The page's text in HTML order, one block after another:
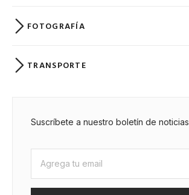
FOTOGRAFÍA
TRANSPORTE
Suscríbete a nuestro boletín de noticias